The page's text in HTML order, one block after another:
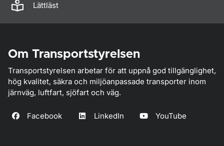
Lättläst
Om Transportstyrelsen
Transportstyrelsen arbetar för att uppnå god tillgänglighet,
hög kvalitet, säkra och miljöanpassade transporter inom
järnväg, luftfart, sjöfart och väg.
Facebook LinkedIn YouTube